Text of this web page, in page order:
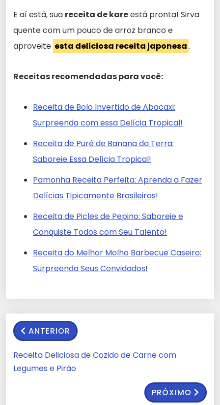
E aí está, sua receita de kareestá pronta! Sirva
quente com um pouco de arroz branco e
aproveite esta deliciosa receita japonesa.
Receitas recomendadas para você:
Receita de Bolo Invertido de Abacaxi:
Surpreenda com essa Delícia Tropical!
Receita de Purê de Banana da Terra:
Saboreie Essa Delícia Tropical!
Pamonha Receita Perfeita: Aprenda a Fazer
Delícias Tipicamente Brasileiras!
Receita de Picles de Pepino: Saboreie e
Conquiste Todos com Seu Talento!
Receita do Melhor Molho Barbecue Caseiro:
Surpreenda Seus Convidados!
ANTERIOR
Receita Deliciosa de Cozido de Carne com
Legumes e Pirão
PRÓXIMO